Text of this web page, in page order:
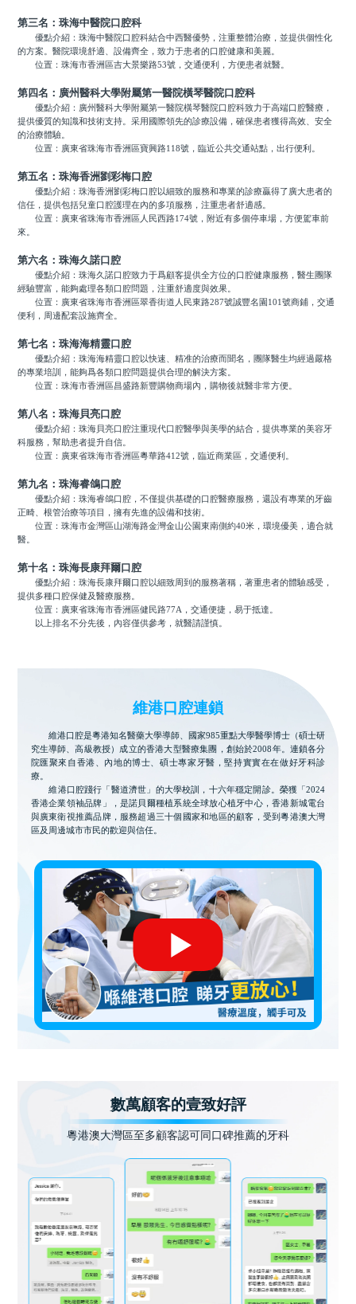
第三名：珠海中醫院口腔科
優點介紹：珠海中醫院口腔科結合中西醫優勢，注重整體治療，並提供個性化
的方案。醫院環境舒適、設備齊全，致力于患者的口腔健康和美麗。
位置：珠海市香洲區吉大景樂路53號，交通便利，方便患者就醫。
第四名：廣州醫科大學附屬第一醫院橫琴醫院口腔科
優點介紹：廣州醫科大學附屬第一醫院橫琴醫院口腔科致力于高端口腔醫療，
提供優質的知識和技術支持。采用國際領先的診療設備，確保患者獲得高效、安全
的治療體驗。
位置：廣東省珠海市香洲區寶興路118號，臨近公共交通站點，出行便利。
第五名：珠海香洲劉彩梅口腔
優點介紹：珠海香洲劉彩梅口腔以細致的服務和專業的診療贏得了廣大患者的
信任，提供包括兒童口腔護理在內的多項服務，注重患者舒適感。
位置：廣東省珠海市香洲區人民西路174號，附近有多個停車場，方便駕車前
來。
第六名：珠海久諾口腔
優點介紹：珠海久諾口腔致力于爲顧客提供全方位的口腔健康服務，醫生團隊
經驗豐富，能夠處理各類口腔問題，注重舒適度與效果。
位置：廣東省珠海市香洲區翠香街道人民東路287號誠豐名園101號商鋪，交通
便利，周邊配套設施齊全。
第七名：珠海海精靈口腔
優點介紹：珠海海精靈口腔以快速、精准的治療而聞名，團隊醫生均經過嚴格
的專業培訓，能夠爲各類口腔問題提供合理的解決方案。
位置：珠海市香洲區昌盛路新豐購物商場內，購物後就醫非常方便。
第八名：珠海貝亮口腔
優點介紹：珠海貝亮口腔注重現代口腔醫學與美學的結合，提供專業的美容牙
科服務，幫助患者提升自信。
位置：廣東省珠海市香洲區粵華路412號，臨近商業區，交通便利。
第九名：珠海睿鴿口腔
優點介紹：珠海睿鴿口腔，不僅提供基礎的口腔醫療服務，還設有專業的牙齒
正畸、根管治療等項目，擁有先進的設備和技術。
位置：珠海市金灣區山湖海路金灣金山公園東南側約40米，環境優美，適合就
醫。
第十名：珠海長康拜爾口腔
優點介紹：珠海長康拜爾口腔以細致周到的服務著稱，著重患者的體驗感受，
提供多種口腔保健及醫療服務。
位置：廣東省珠海市香洲區健民路77A，交通便捷，易于抵達。
以上排名不分先後，內容僅供參考，就醫請謹慎。
維港口腔連鎖
維港口腔是粵港知名醫藥大學導師、國家985重點大學醫學博士（碩士研
究生導師、高級教授）成立的香港大型醫療集團，創始於2008年。連鎖各分
院匯聚來自香港、內地的博士、碩士專家牙醫，堅持實實在在做好牙科診
療。
維港口腔踐行「醫道濟世」的大學校訓，十六年穩定開診。榮獲「2024
香港企業領袖品牌」，是諾貝爾種植系統全球放心植牙中心，香港新城電台
與廣東衛視推薦品牌，服務超過三十個國家和地區的顧客，受到粵港澳大灣
區及周邊城市市民的歡迎與信任。
數萬顧客的壹致好評
粵港澳大灣區至多顧客認可同口碑推薦的牙科